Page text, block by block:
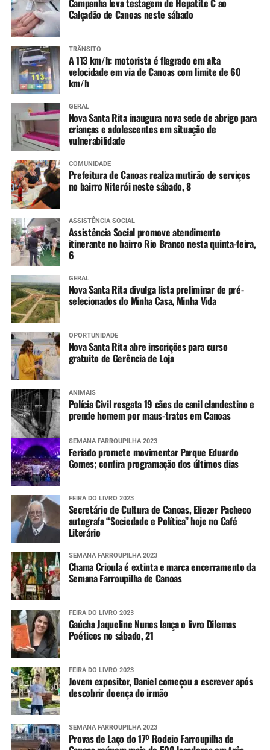
Campanha leva testagem de Hepatite C ao
Calçadão de Canoas neste sábado
TRÂNSITO
A 113 km/h: motorista é flagrado em alta
velocidade em via de Canoas com limite de 60
km/h
GERAL
Nova Santa Rita inaugura nova sede de abrigo para
crianças e adolescentes em situação de
vulnerabilidade
COMUNIDADE
Prefeitura de Canoas realiza mutirão de serviços
no bairro Niterói neste sábado, 8
ASSISTÊNCIA SOCIAL
Assistência Social promove atendimento
itinerante no bairro Rio Branco nesta quinta-feira,
6
GERAL
Nova Santa Rita divulga lista preliminar de pré-
selecionados do Minha Casa, Minha Vida
OPORTUNIDADE
Nova Santa Rita abre inscrições para curso
gratuito de Gerência de Loja
ANIMAIS
Polícia Civil resgata 19 cães de canil clandestino e
prende homem por maus-tratos em Canoas
SEMANA FARROUPILHA 2023
Feriado promete movimentar Parque Eduardo
Gomes; confira programação dos últimos dias
FEIRA DO LIVRO 2023
Secretário de Cultura de Canoas, Eliezer Pacheco
autografa “Sociedade e Política” hoje no Café
Literário
SEMANA FARROUPILHA 2023
Chama Crioula é extinta e marca encerramento da
Semana Farroupilha de Canoas
FEIRA DO LIVRO 2023
Gaúcha Jaqueline Nunes lança o livro Dilemas
Poéticos no sábado, 21
FEIRA DO LIVRO 2023
Jovem expositor, Daniel começou a escrever após
descobrir doença do irmão
SEMANA FARROUPILHA 2023
Provas de Laço do 17º Rodeio Farroupilha de